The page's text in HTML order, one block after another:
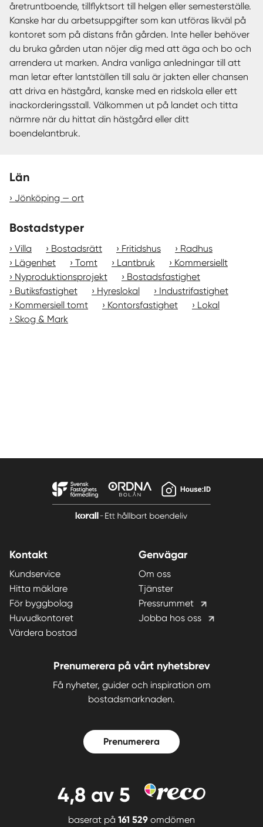
åretruntboende, tillflyktsort till helgen eller semesterställe.
Kanske har du arbetsuppgifter som kan utföras likväl på
kontoret som på distans från gården. Inte heller behöver
du bruka gården utan nöjer dig med att äga och bo och
arrendera ut marken. Andra vanliga anledningar till att
man letar efter lantställen till salu är jakten eller chansen
att driva en hästgård, kanske med en ridskola eller ett
inackorderingsstall. Välkommen ut på landet och titta
närmre när du hittat din hästgård eller ditt
boendelantbruk.
Län
Jönköping — ort
Bostadstyper
Villa Bostadsrätt Fritidshus
Radhus
Lägenhet
Tomt Lantbruk
Kommersiellt
Nyproduktionsprojekt
Bostadsfastighet
Butiksfastighet
Hyreslokal
Industrifastighet
Kommersiell tomt
Kontorsfastighet
Lokal
Skog & Mark
Kontakt
Kundservice
Hitta mäklare
För byggbolag
Huvudkontoret
Värdera bostad
Genvägar
Om oss
Tjänster
Pressrummet
Jobba hos oss
Prenumerera på vårt nyhetsbrev
Få nyheter, guider och inspiration om
bostadsmarknaden.
Prenumerera
4,8 av 5
baserat på 161 529 omdömen